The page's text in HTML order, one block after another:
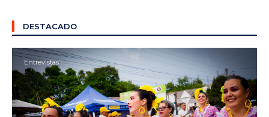
DESTACADO
Entrevistas